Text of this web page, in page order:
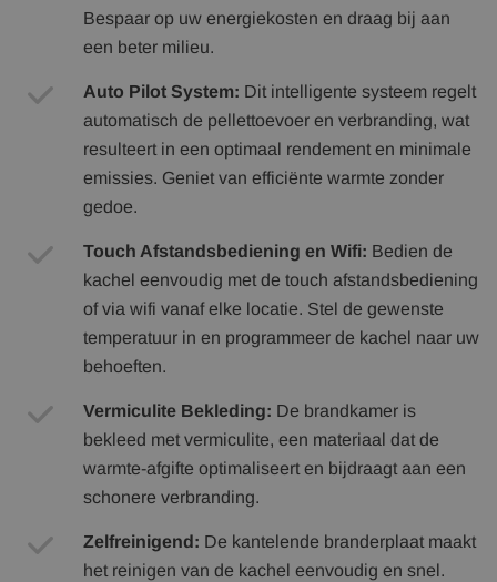
Bespaar op uw energiekosten en draag bij aan
een beter milieu.
Auto Pilot System: Dit intelligente systeem regelt
automatisch de pellettoevoer en verbranding, wat
resulteert in een optimaal rendement en minimale
emissies. Geniet van efficiënte warmte zonder
gedoe.
Touch Afstandsbediening en Wifi: Bedien de
kachel eenvoudig met de touch afstandsbediening
of via wifi vanaf elke locatie. Stel de gewenste
temperatuur in en programmeer de kachel naar uw
behoeften.
Vermiculite Bekleding: De brandkamer is
bekleed met vermiculite, een materiaal dat de
warmte-afgifte optimaliseert en bijdraagt aan een
schonere verbranding.
Zelfreinigend: De kantelende branderplaat maakt
het reinigen van de kachel eenvoudig en snel.